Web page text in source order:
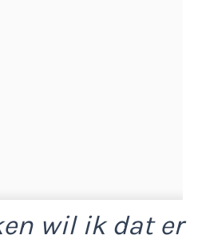
wil ik dat er